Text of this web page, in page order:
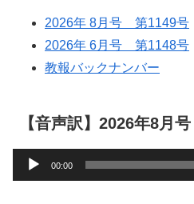
2026年 8月号 第1149号
2026年 6月号 第1148号
教報バックナンバー
【音声訳】2026年8月号
声
00:00